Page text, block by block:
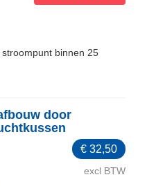
binnen 25
door
€ 32,50
excl BTW